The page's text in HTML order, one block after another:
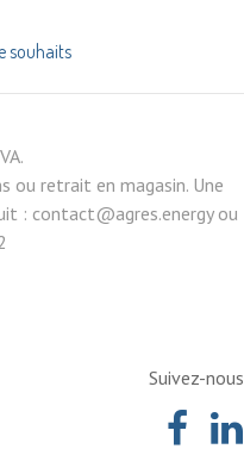
souhaits
Hors TVA.
ou retrait en magasin. Une
: contact@agres.energy ou
Suivez-nous